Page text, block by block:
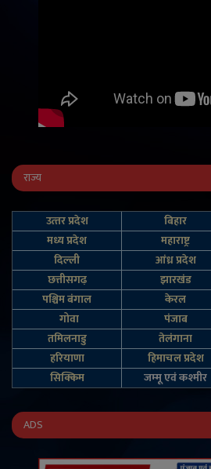
राज्य
उत्‍तर प्रदेश बिहार
मध्य प्रदेश
महाराष्ट्र
दिल्‍ली
आंध्र प्रदेश
छत्तीसगढ़
झारखंड
पश्चिम बंगाल
केरल
गोवा
पंजाब
तमिलनाडु
तेलंगाना
हरियाणा
हिमाचल प्रदेश
सिक्किम
जम्‍मू एवं कश्‍मीर
ADS